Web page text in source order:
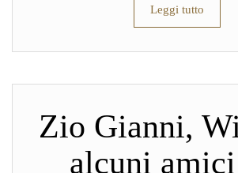
Leggi tutto
Zio Gianni,
alcuni